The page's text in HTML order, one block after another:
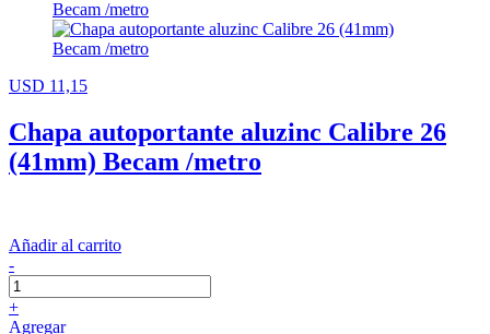
USD 11,15
Chapa autoportante aluzinc Calibre 26
(41mm) Becam /metro
Añadir al carrito
-
+
Agregar